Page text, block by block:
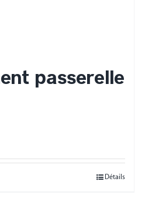
passerelle
Détails